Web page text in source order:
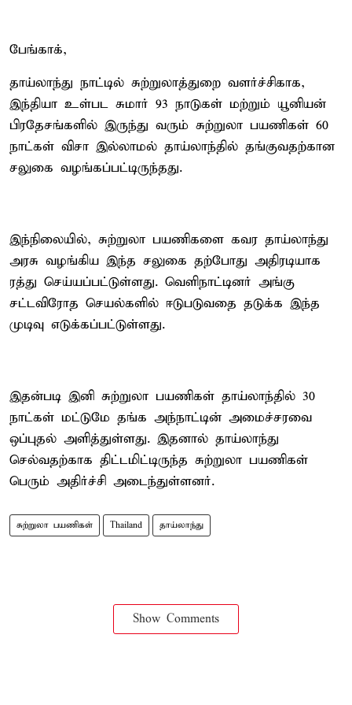
பேங்காக்,
தாய்லாந்து நாட்டில் சுற்றுலாத்துறை வளர்ச்சிகாக,
இந்தியா உள்பட சுமார் 93 நாடுகள் மற்றும் யூனியன்
பிரதேசங்களில் இருந்து வரும் சுற்றுலா பயணிகள் 60
நாட்கள் விசா இல்லாமல் தாய்லாந்தில் தங்குவதற்கான
சலுகை வழங்கப்பட்டிருந்தது.
இந்நிலையில், சுற்றுலா பயணிகளை கவர தாய்லாந்து
அரசு வழங்கிய இந்த சலுகை தற்போது அதிரடியாக
ரத்து செய்யப்பட்டுள்ளது. வெளிநாட்டினர் அங்கு
சட்டவிரோத செயல்களில் ஈடுபடுவதை தடுக்க இந்த
முடிவு எடுக்கப்பட்டுள்ளது.
இதன்படி இனி சுற்றுலா பயணிகள் தாய்லாந்தில் 30
நாட்கள் மட்டுமே தங்க அந்நாட்டின் அமைச்சரவை
ஒப்புதல் அளித்துள்ளது. இதனால் தாய்லாந்து
செல்வதற்காக திட்டமிட்டிருந்த சுற்றுலா பயணிகள்
பெரும் அதிர்ச்சி அடைந்துள்ளனர்.
சுற்றுலா பயணிகள் Thailand தாய்லாந்து
Show Comments